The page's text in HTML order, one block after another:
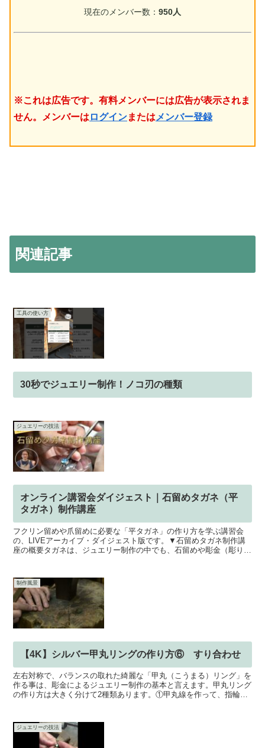
現在のメンバー数： 950人
※これは広告です。有料メンバーには広告が表示されま
せん。メンバーは ログインまたは メンバー登録
関連記事
工具の使い方
30秒でジュエリー制作！ノコ刃の種類
ジュエリーの技法
オンライン講習会ダイジェスト｜石留めタガネ（平
タガネ）制作講座
フクリン留めや爪留めに必要な「平タガネ」の作り方を学ぶ講習会
の、LIVEアーカイブ・ダイジェスト版です。▼石留めタガネ制作講
座の概要タガネは、ジュエリー制作の中でも、石留めや彫金（彫り）
制作風景
【4K】シルバー甲丸リングの作り方⑥ すり合わせ
左右対称で、バランスの取れた綺麗な「甲丸（こうまる）リング」を
作る事は、彫金によるジュエリー制作の基本と言えます。甲丸リング
の作り方は大きく分けて2種類あります。①甲丸線を作って、指輪を
ジュエリーの技法